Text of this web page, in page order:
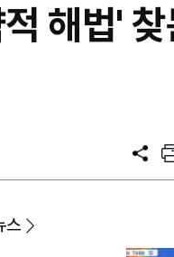
해법'
공
스